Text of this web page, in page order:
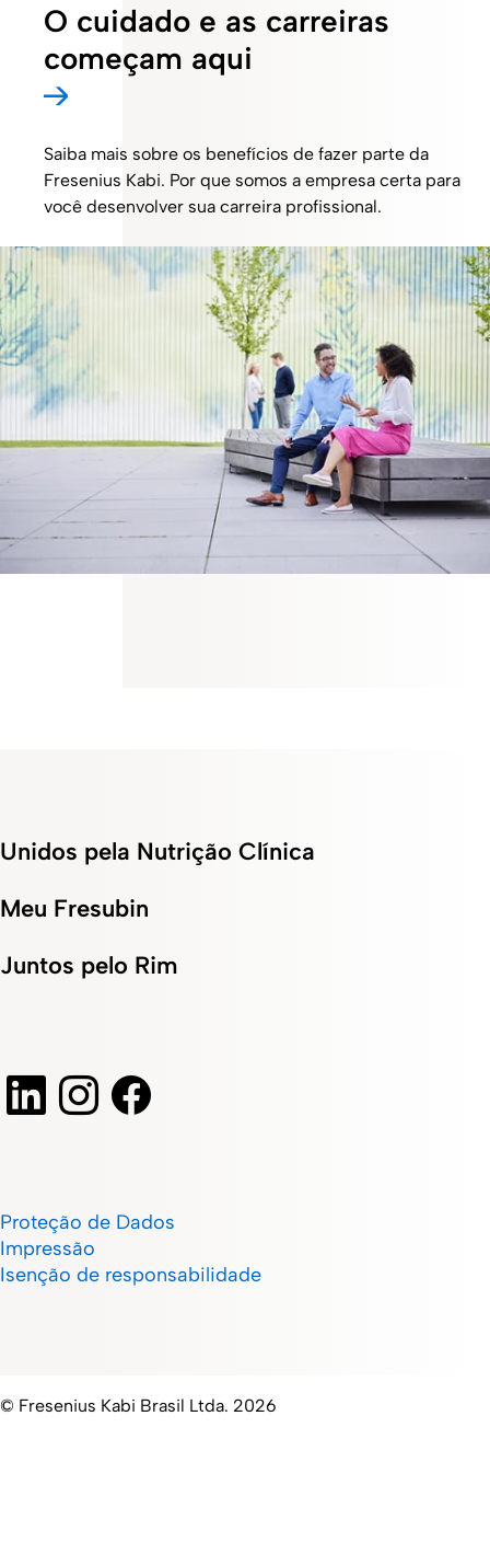
O cuidado e as carreiras
começam aqui
Saiba mais sobre os benefícios de fazer parte da
Fresenius Kabi. Por que somos a empresa certa para
você desenvolver sua carreira profissional.
Unidos pela Nutrição Clínica
Meu Fresubin
Juntos pelo Rim
Proteção de Dados
Impressão
Isenção de responsabilidade
© Fresenius Kabi Brasil Ltda. 2026